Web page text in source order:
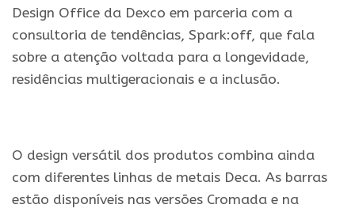
Design Office da Dexco em parceria com a
consultoria de tendências, Spark:off, que fala
sobre a atenção voltada para a longevidade,
residências multigeracionais e a inclusão.
O design versátil dos produtos combina ainda
com diferentes linhas de metais Deca. As barras
estão disponíveis nas versões Cromada e na